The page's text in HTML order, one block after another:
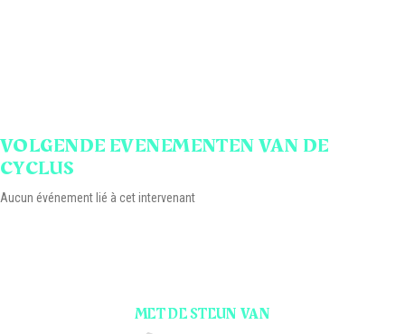
VOLGENDE EVENEMENTEN VAN DE
CYCLUS
Aucun événement lié à cet intervenant
MET DE STEUN VAN